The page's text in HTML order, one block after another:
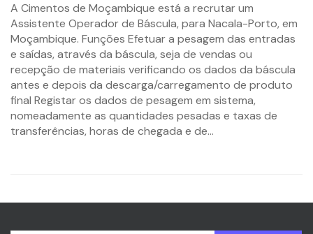
By
mzemprego.com
A Cimentos de Moçambique está a recrutar um
Assistente Operador de Báscula, para Nacala-Porto, em
Moçambique. Funções Efetuar a pesagem das entradas
e saídas, através da báscula, seja de vendas ou
recepção de materiais verificando os dados da báscula
antes e depois da descarga/carregamento de produto
final Registar os dados de pesagem em sistema,
nomeadamente as quantidades pesadas e taxas de
transferências, horas de chegada e de...